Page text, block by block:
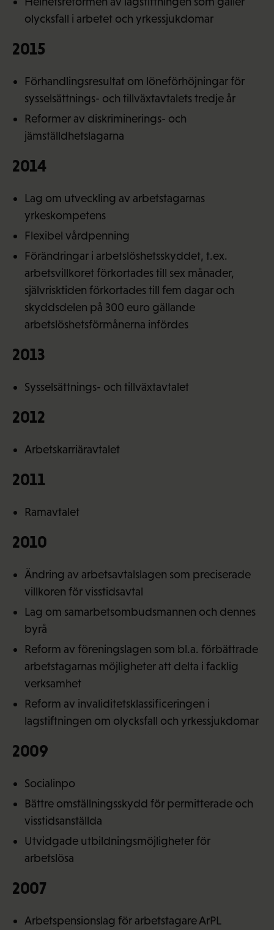
olycksfall i arbetet och yrkessjukdomar
2015
Förhandlingsresultat om löneförhöjningar för
sysselsättnings- och tillväxtavtalets tredje år
Reformer av diskriminerings- och
jämställdhetslagarna
2014
Lag om utveckling av arbetstagarnas
yrkeskompetens
Flexibel vårdpenning
Förändringar i arbetslöshetsskyddet, t.ex.
arbetsvillkoret förkortades till sex månader,
självrisktiden förkortades till fem dagar och
skyddsdelen på 300 euro gällande
arbetslöshetsförmånerna infördes
2013
Sysselsättnings- och tillväxtavtalet
2012
Arbetskarriäravtalet
2011
Ramavtalet
2010
Ändring av arbetsavtalslagen som preciserade
villkoren för visstidsavtal
Lag om samarbetsombudsmannen och dennes
byrå
Reform av föreningslagen som bl.a. förbättrade
arbetstagarnas möjligheter att delta i facklig
verksamhet
Reform av invaliditetsklassificeringen i
lagstiftningen om olycksfall och yrkessjukdomar
2009
Socialinpo
Bättre omställningsskydd för permitterade och
visstidsanställda
Utvidgade utbildningsmöjligheter för
arbetslösa
2007
Arbetspensionslag för arbetstagare ArPL